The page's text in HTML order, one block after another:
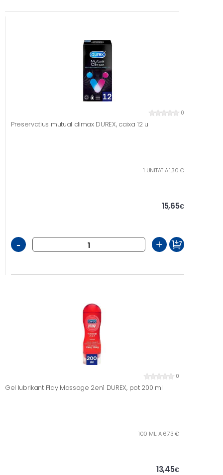
0
Preservatius mutual climax DUREX, caixa 12 u
1 UNITAT A 1,30 €
15,65€
- +
0
Gel lubrikant Play Massage 2en1 DUREX, pot 200 ml
100 ML. A 6,73 €
13,45€